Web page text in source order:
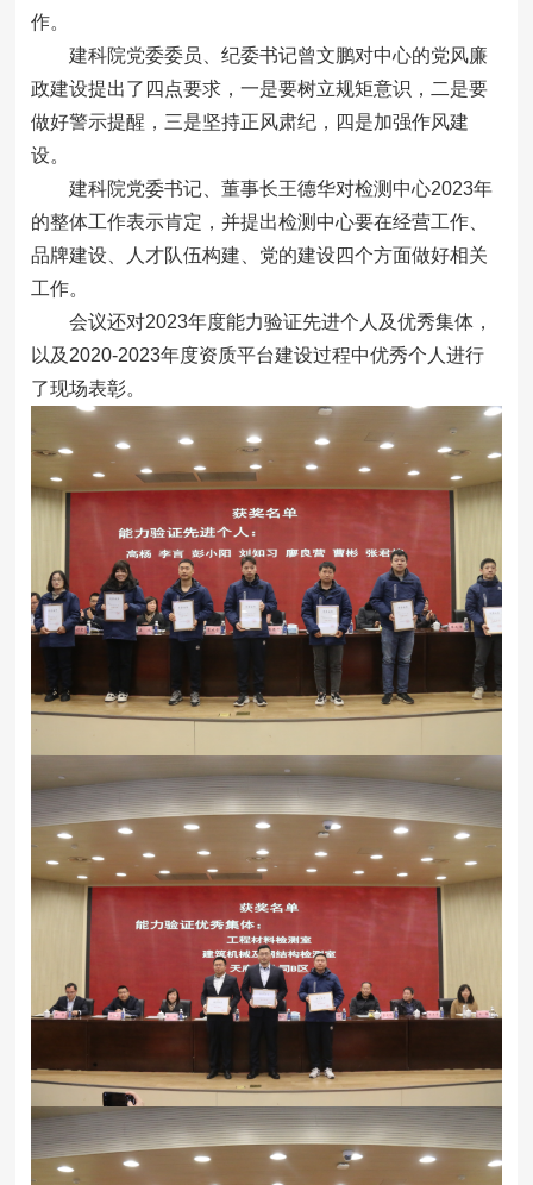
作。
建科院党委委员、纪委书记曾文鹏对中心的党风廉
政建设提出了四点要求，一是要树立规矩意识，二是要
做好警示提醒，三是坚持正风肃纪，四是加强作风建
设。
建科院党委书记、董事长王德华对检测中心2023年
的整体工作表示肯定，并提出检测中心要在经营工作、
品牌建设、人才队伍构建、党的建设四个方面做好相关
工作。
会议还对2023年度能力验证先进个人及优秀集体，
以及2020-2023年度资质平台建设过程中优秀个人进行
了现场表彰。